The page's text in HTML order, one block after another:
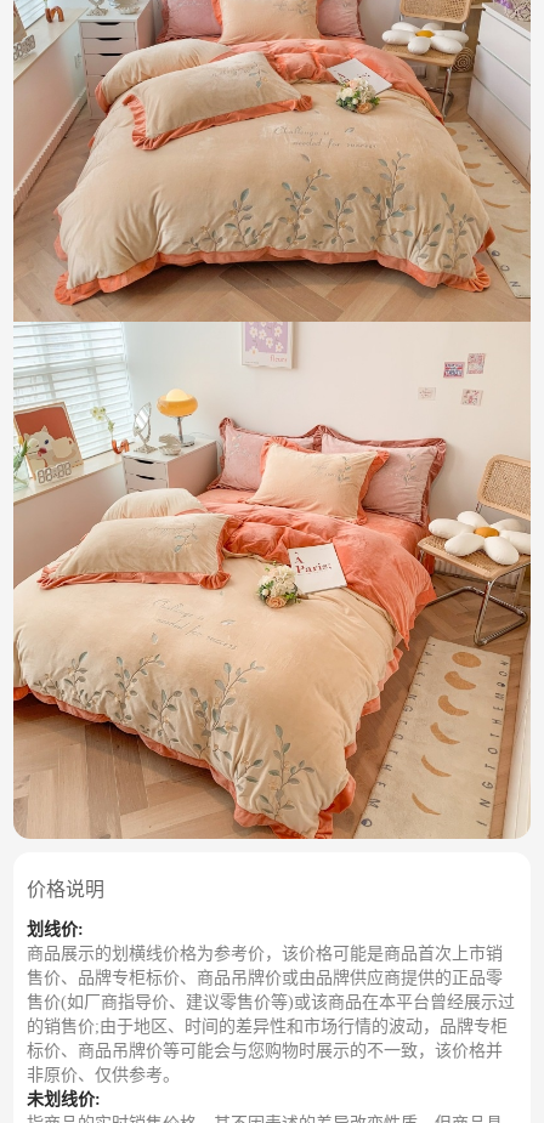
价格说明
划线价:
商品展示的划横线价格为参考价，该价格可能是商品首次上市销
售价、品牌专柜标价、商品吊牌价或由品牌供应商提供的正品零
售价(如厂商指导价、建议零售价等)或该商品在本平台曾经展示过
的销售价;由于地区、时间的差异性和市场行情的波动，品牌专柜
标价、商品吊牌价等可能会与您购物时展示的不一致，该价格并
非原价、仅供参考。
未划线价: